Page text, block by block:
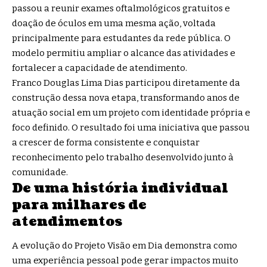
passou a reunir exames oftalmológicos gratuitos e
doação de óculos em uma mesma ação, voltada
principalmente para estudantes da rede pública. O
modelo permitiu ampliar o alcance das atividades e
fortalecer a capacidade de atendimento.
Franco Douglas Lima Dias participou diretamente da
construção dessa nova etapa, transformando anos de
atuação social em um projeto com identidade própria e
foco definido. O resultado foi uma iniciativa que passou
a crescer de forma consistente e conquistar
reconhecimento pelo trabalho desenvolvido junto à
comunidade.
De uma história individual
para milhares de
atendimentos
A evolução do Projeto Visão em Dia demonstra como
uma experiência pessoal pode gerar impactos muito